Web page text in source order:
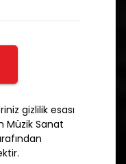
gizlilik esası
Müzik Sanat